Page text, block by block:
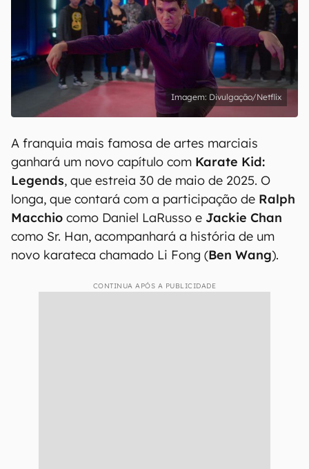
Divulgação/Netflix
A franquia mais famosa de artes marciais
ganhará um novo capítulo com Karate Kid:
Legends, que estreia 30 de maio de 2025. O
longa, que contará com a participação de Ralph
Macchio como Daniel LaRusso e Jackie Chan
como Sr. Han, acompanhará a história de um
novo karateca chamado Li Fong (Ben Wang).
CONTINUA APÓS A PUBLICIDADE